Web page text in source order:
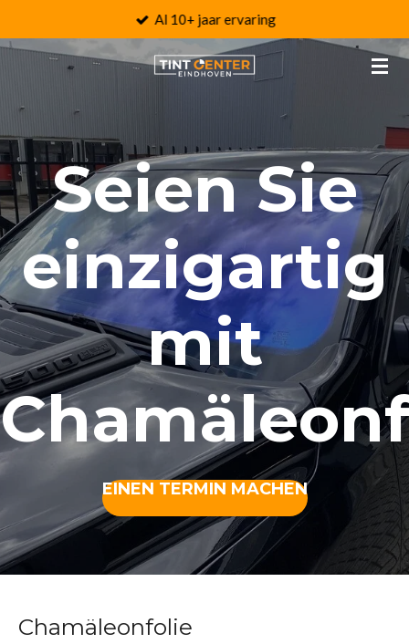
Hauptinhalt
Al 10+ jaar ervaring
Seien Sie
einzigartig
mit
EINEN TERMIN MACHEN
Chamäleonfolie